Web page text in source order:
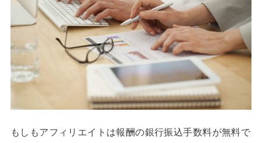
もしもアフィリエイトは報酬の銀行振込手数料が無料で